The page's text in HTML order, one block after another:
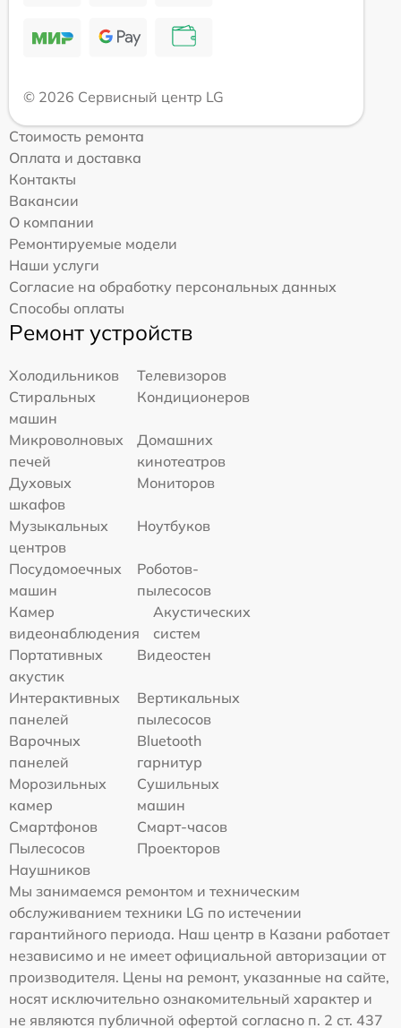
© 2026 Сервисный центр LG
Стоимость ремонта
Оплата и доставка
Контакты
Вакансии
О компании
Ремонтируемые модели
Наши услуги
Согласие на обработку персональных данных
Способы оплаты
Ремонт устройств
Холодильников
Телевизоров
Стиральных
машин
Кондиционеров
Микроволновых
печей
Домашних
кинотеатров
Духовых
шкафов
Мониторов
Музыкальных
центров
Ноутбуков
Посудомоечных
машин
Роботов-
пылесосов
Камер
видеонаблюдения
Акустических
систем
Портативных
акустик
Видеостен
Интерактивных
панелей
Вертикальных
пылесосов
Варочных
панелей
Bluetooth
гарнитур
Морозильных
камер
Сушильных
машин
Смартфонов
Смарт-часов
Пылесосов
Проекторов
Наушников
Мы занимаемся ремонтом и техническим
обслуживанием техники LG по истечении
гарантийного периода. Наш центр в Казани работает
независимо и не имеет официальной авторизации от
производителя. Цены на ремонт, указанные на сайте,
носят исключительно ознакомительный характер и
не являются публичной офертой согласно п. 2 ст. 437